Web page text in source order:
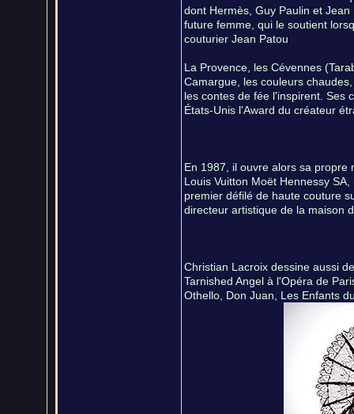
dont Hermès, Guy Paulin et
future femme, qui le soutient
couturier Jean Patou
La Provence, les Cévennes
Camargue, les couleurs
les contes de fée l'inspirent. Ses
États-Unis l'Award du créateur
En 1987, il ouvre alors sa propre
Louis Vuitton Moët Hennessy
premier défilé de haute couture
directeur artistique de la maison
Christian Lacroix dessine aussi
Tarnished Angel à l'Opéra de
Othello, Don Juan, Les Enfants